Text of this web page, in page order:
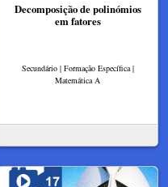
Decomposição de polinómios
em fatores
Secundário | Formação Específica |
Matemática A